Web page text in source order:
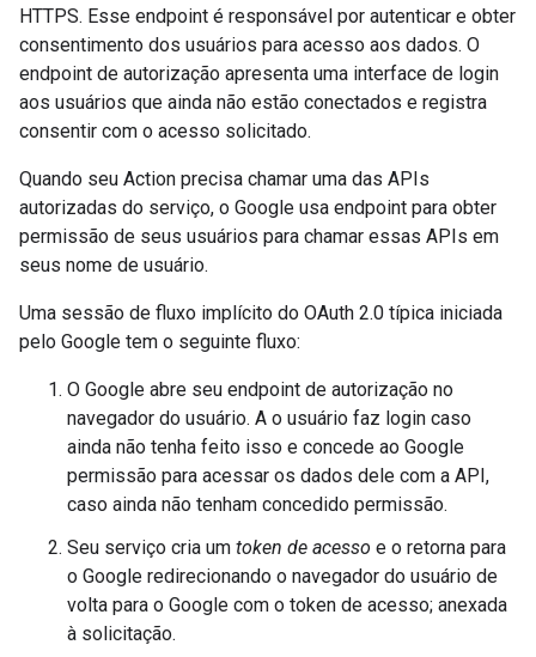
HTTPS. Esse endpoint é responsável por autenticar e obter
consentimento dos usuários para acesso aos dados. O
endpoint de autorização apresenta uma interface de login
aos usuários que ainda não estão conectados e registra
consentir com o acesso solicitado.
Quando seu Action precisa chamar uma das APIs
autorizadas do serviço, o Google usa endpoint para obter
permissão de seus usuários para chamar essas APIs em
seus nome de usuário.
Uma sessão de fluxo implícito do OAuth 2.0 típica iniciada
pelo Google tem o seguinte fluxo:
O Google abre seu endpoint de autorização no
navegador do usuário. A o usuário faz login caso
ainda não tenha feito isso e concede ao Google
permissão para acessar os dados dele com a API,
caso ainda não tenham concedido permissão.
Seu serviço cria um token de acesso e o retorna para
o Google redirecionando o navegador do usuário de
volta para o Google com o token de acesso; anexada
à solicitação.